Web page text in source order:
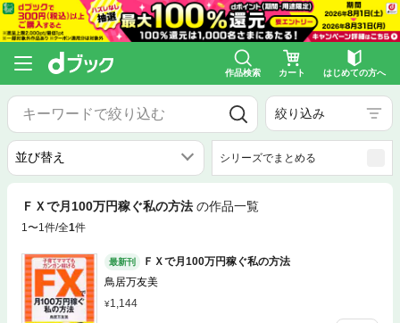
作品検索 カート はじめての方へ
絞り込み
シリーズでまとめる
ＦＸで月100万円稼ぐ私の方法 の作品一覧
1〜1件/全1件
最新刊
ＦＸで月100万円稼ぐ私の方法
鳥居万友美
1,144